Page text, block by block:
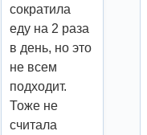
сократила
еду на 2 раза
в день, но это
не всем
подходит.
Тоже не
считала